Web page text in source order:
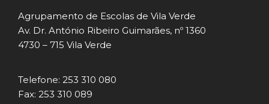
Agrupamento de Escolas de Vila Verde
Av. Dr. António Ribeiro Guimarães, nº 1360
4730 – 715 Vila Verde
Telefone: 253 310 080
Fax: 253 310 089